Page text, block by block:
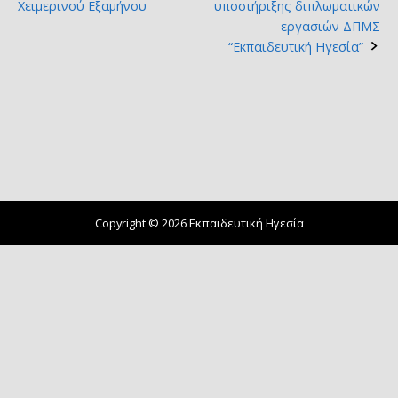
Χειμερινού Εξαμήνου
υποστήριξης διπλωματικών
εργασιών ΔΠΜΣ
“Εκπαιδευτική Ηγεσία”
Copyright © 2026 Εκπαιδευτική Ηγεσία